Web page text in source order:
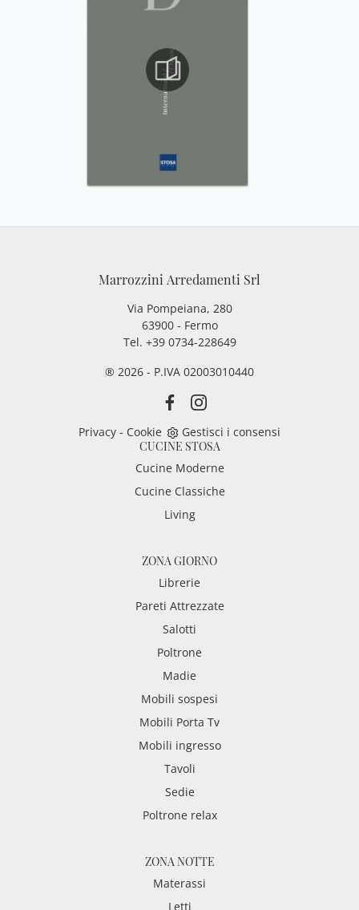
Marrozzini Arredamenti Srl
Via Pompeiana, 280
63900 - Fermo
Tel. +39 0734-228649
® 2026 - P.IVA 02003010440
Privacy - Cookie
Gestisci i consensi
CUCINE STOSA
Cucine Moderne
Cucine Classiche
Living
ZONA GIORNO
Librerie
Pareti Attrezzate
Salotti
Poltrone
Madie
Mobili sospesi
Mobili Porta Tv
Mobili ingresso
Tavoli
Sedie
Poltrone relax
ZONA NOTTE
Materassi
Letti